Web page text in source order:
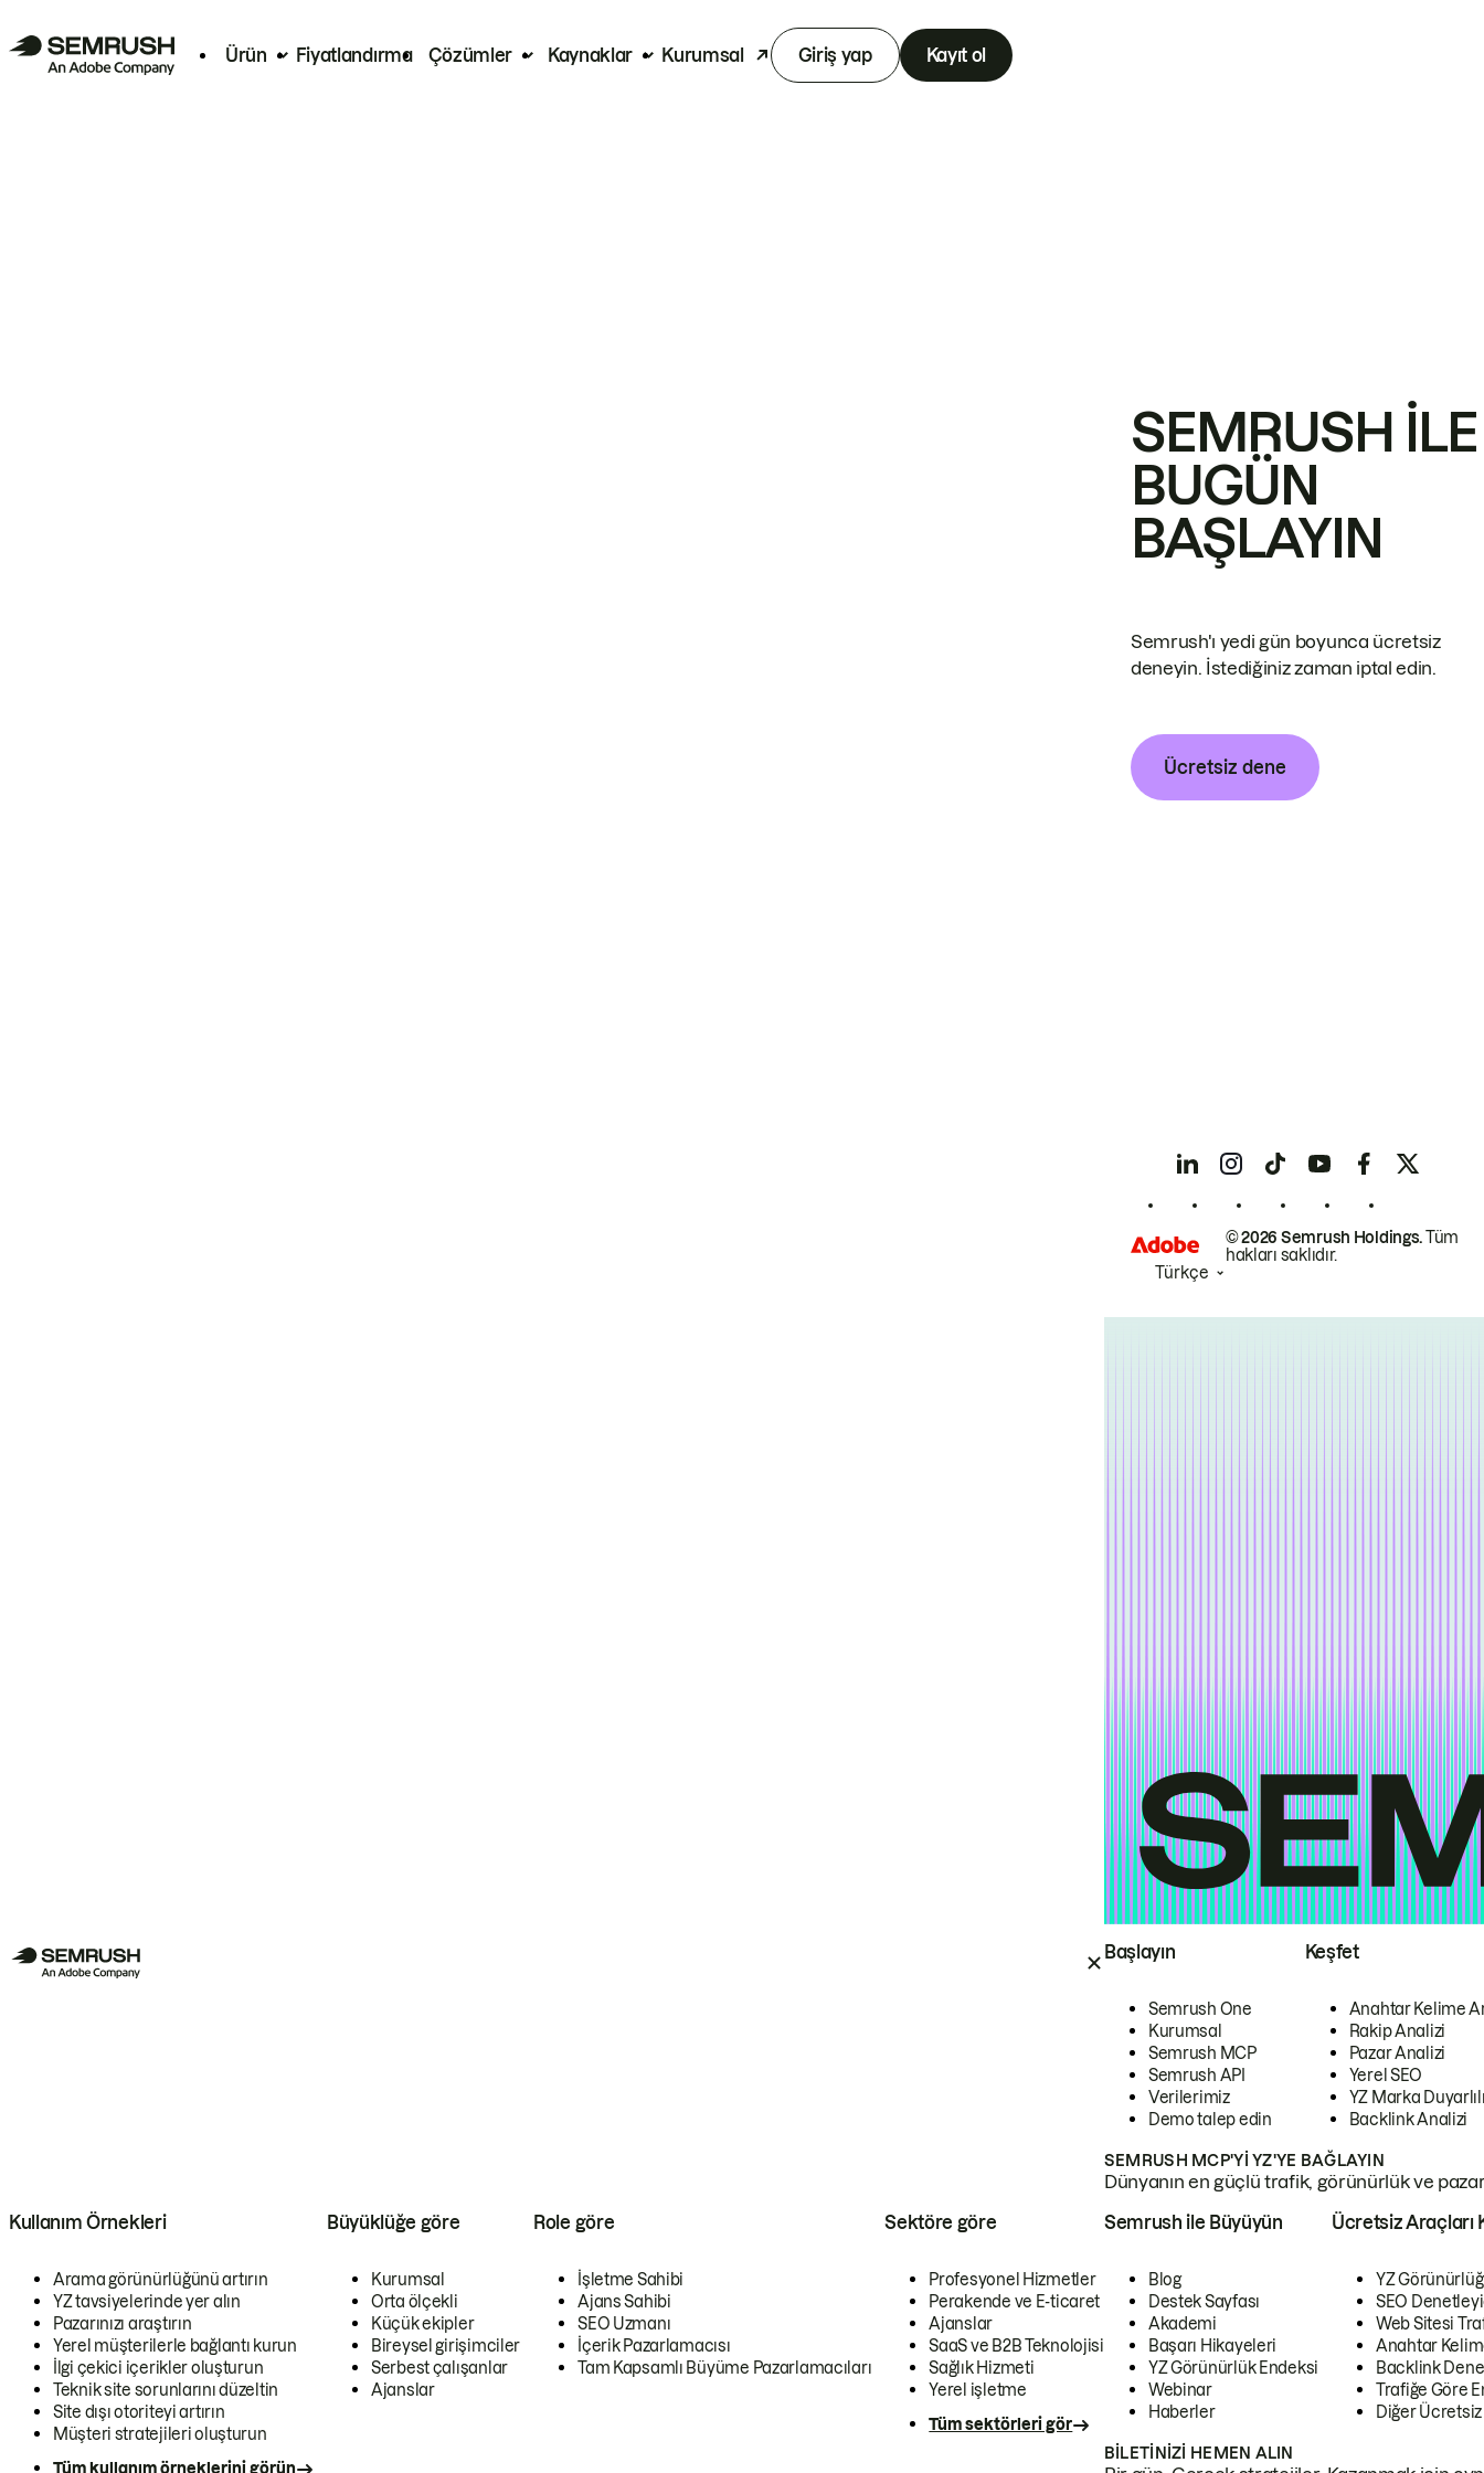
Ürün Fiyatlandırma Çözümler Kaynaklar Kurumsal Giriş yap Kayıt ol
Başlayın
Semrush One
Kurumsal
Semrush MCP
Semrush API
Verilerimiz
Demo talep edin
Keşfet
Anahtar Kelime
Rakip Analizi
Pazar Analizi
Yerel SEO
YZ Marka
Backlink Analizi
SEMRUSH MCP'YI YZ'YE BAĞLAYIN
Dünyanın en güçlü trafik, görünürlük ve
Kullanım Örnekleri
Arama görünürlüğünü artırın
YZ tavsiyelerinde yer alın
Pazarınızı araştırın
Yerel müşterilerle bağlantı kurun
İlgi çekici içerikler oluşturun
Teknik site sorunlarını düzeltin
Site dışı otoriteyi artırın
Müşteri stratejileri oluşturun
Tüm kullanım örneklerini görün
Büyüklüğe göre
Kurumsal
Orta ölçekli
Küçük ekipler
Bireysel girişimciler
Serbest çalışanlar
Ajanslar
Role göre
İşletme Sahibi
Ajans Sahibi
SEO Uzmanı
İçerik Pazarlamacısı
Tam Kapsamlı Büyüme Pazarlamacıları
Sektöre göre
Profesyonel Hizmetler
Perakende ve E-ticaret
Ajanslar
SaaS ve B2B Teknolojisi
Sağlık Hizmeti
Yerel işletme
Tüm sektörleri gör
Semrush ile Büyüyün
Blog
Destek Sayfası
Akademi
Başarı Hikayeleri
YZ Görünürlük Endeksi
Webinar
Haberler
Ücretsiz Araçları
YZ
SEO
Web Sitesi
Anahtar
Backlink
Trafiğe Göre
Diğer
BILETINIZI HEMEN ALIN
SEMRUSH ILE
BUGÜN
BAŞLAYIN
Semrush'ı yedi gün boyunca ücretsiz
deneyin. İstediğiniz zaman iptal edin.
Ücretsiz dene
© 2026 Semrush Holdings.Tüm
hakları saklıdır.
Türkçe